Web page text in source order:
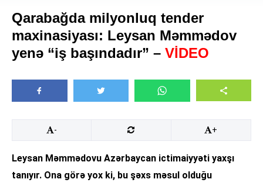
Qarabağda milyonluq tender
maxinasiyası: Leysan Məmmədov
yenə “iş başındadır” – VİDEO
- +
Leysan Məmmədovu Azərbaycan ictimaiyyəti yaxşı
tanıyır. Ona görə yox ki, bu şəxs məsul olduğu